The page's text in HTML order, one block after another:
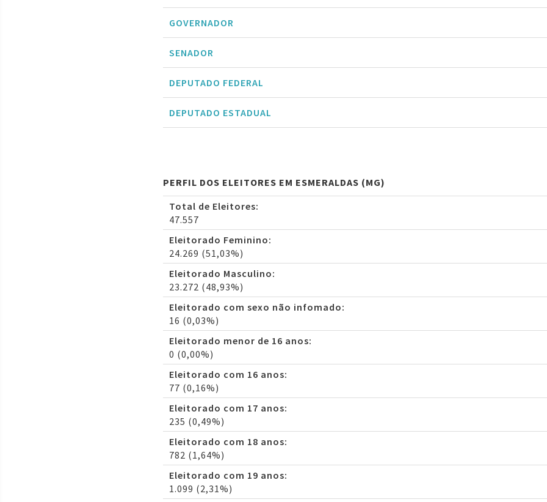
GOVERNADOR
SENADOR
DEPUTADO FEDERAL
DEPUTADO ESTADUAL
PERFIL DOS ELEITORES EM ESMERALDAS (MG)
Total de Eleitores:
47.557
Eleitorado Feminino:
24.269 (51,03%)
Eleitorado Masculino:
23.272 (48,93%)
Eleitorado com sexo não infomado:
16 (0,03%)
Eleitorado menor de 16 anos:
0 (0,00%)
Eleitorado com 16 anos:
77 (0,16%)
Eleitorado com 17 anos:
235 (0,49%)
Eleitorado com 18 anos:
782 (1,64%)
Eleitorado com 19 anos:
1.099 (2,31%)